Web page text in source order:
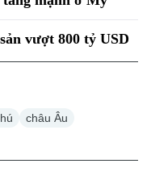
vượt 800 tỷ USD
châu Âu